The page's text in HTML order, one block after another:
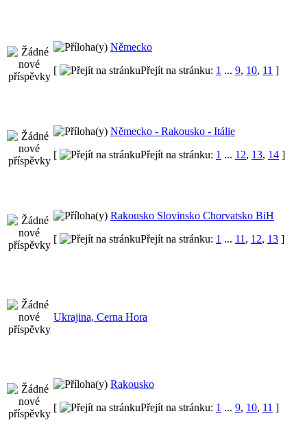
Německo
[
Přejít na stránku: 1 ... 9, 10, 11 ]
Německo - Rakousko - Itálie
[
Přejít na stránku: 1 ... 12, 13, 14 ]
Rakousko Slovinsko Chorvatsko BiH
[
Přejít na stránku: 1 ... 11 , 12, 13 ]
Ukrajina, Cerna Hora
Rakousko
[
Přejít na stránku: 1 ... 9, 10, 11 ]